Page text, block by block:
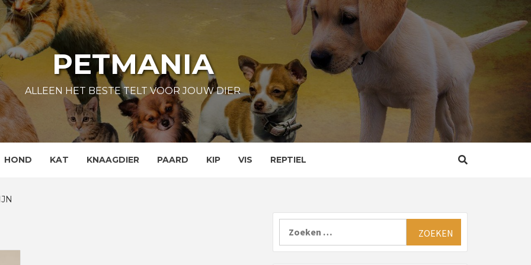
PETMANIA
ALLEEN HET BESTE TELT VOOR JOUW DIER
HOND KAT KNAAGDIER PAARD KIP VIS REPTIEL